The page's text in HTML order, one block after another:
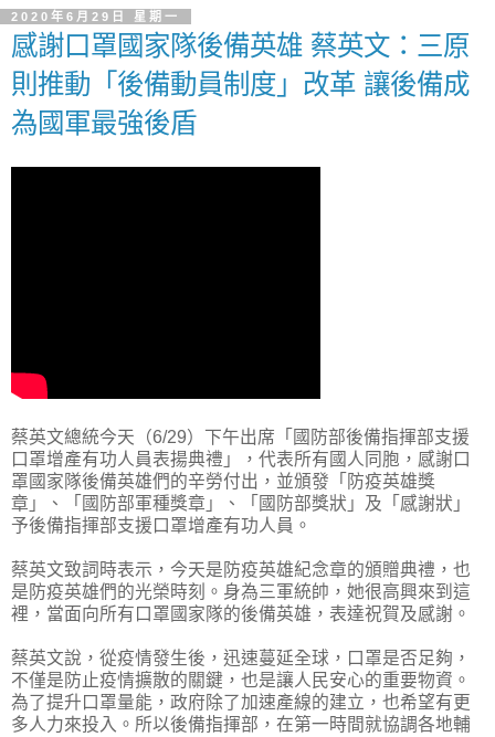
2020年6月29日 星期一
感謝口罩國家隊後備英雄 蔡英文：三原
則推動「後備動員制度」改革 讓後備成
為國軍最強後盾
蔡英文總統今天（6/29）下午出席「國防部後備指揮部支援
口罩增產有功人員表揚典禮」，代表所有國人同胞，感謝口
罩國家隊後備英雄們的辛勞付出，並頒發「防疫英雄獎
章」、「國防部軍種獎章」、「國防部獎狀」及「感謝狀」
予後備指揮部支援口罩增產有功人員。
蔡英文致詞時表示，今天是防疫英雄紀念章的頒贈典禮，也
是防疫英雄們的光榮時刻。身為三軍統帥，她很高興來到這
裡，當面向所有口罩國家隊的後備英雄，表達祝賀及感謝。
蔡英文說，從疫情發生後，迅速蔓延全球，口罩是否足夠，
不僅是防止疫情擴散的關鍵，也是讓人民安心的重要物資。
為了提升口罩量能，政府除了加速產線的建立，也希望有更
多人力來投入。所以後備指揮部，在第一時間就協調各地輔